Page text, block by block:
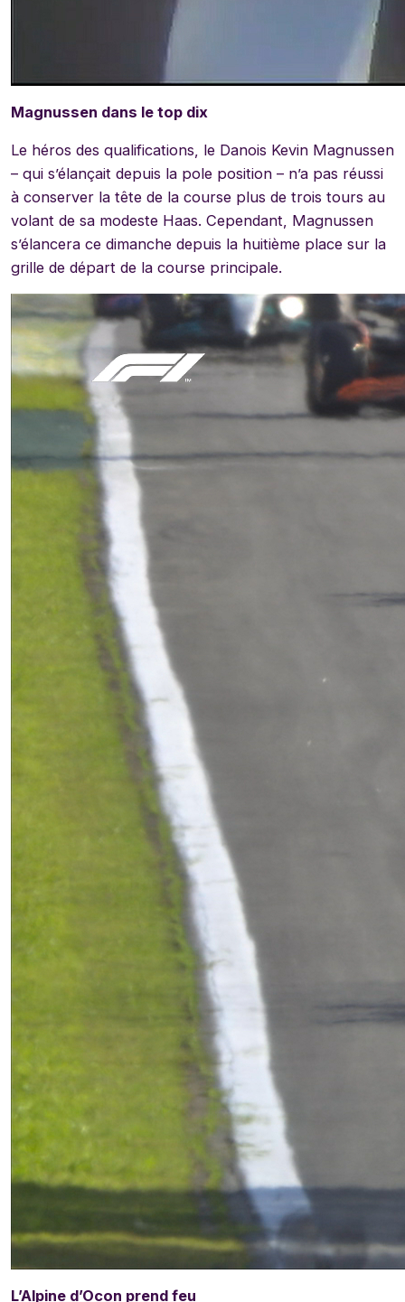
Magnussen dans le top dix
Le héros des qualifications, le Danois Kevin Magnussen
– qui s’élançait depuis la pole position – n’a pas réussi
à conserver la tête de la course plus de trois tours au
volant de sa modeste Haas. Cependant, Magnussen
s’élancera ce dimanche depuis la huitième place sur la
grille de départ de la course principale.
L’Alpine d’Ocon prend feu